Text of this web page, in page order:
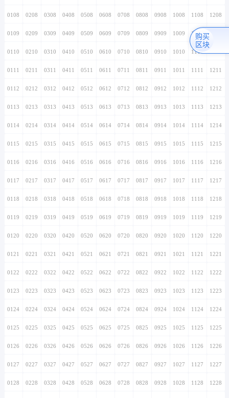
0108 0208 0308 0408 0508 0608 0708 0808 0908 1008 1108 1208
0109 0209 0309 0409 0509 0609 0709 0809 0909 1009 1109
0110 0210 0310 0410 0510 0610 0710 0810 0910 1010 1110
0111 0211 0311 0411 0511 0611 0711 0811 0911 1011 1111 1211
0112 0212 0312 0412 0512 0612 0712 0812 0912 1012 1112 1212
0113 0213 0313 0413 0513 0613 0713 0813 0913 1013 1113 1213
0114 0214 0314 0414 0514 0614 0714 0814 0914 1014 1114 1214
0115 0215 0315 0415 0515 0615 0715 0815 0915 1015 1115 1215
0116 0216 0316 0416 0516 0616 0716 0816 0916 1016 1116 1216
0117 0217 0317 0417 0517 0617 0717 0817 0917 1017 1117 1217
0118 0218 0318 0418 0518 0618 0718 0818 0918 1018 1118 1218
0119 0219 0319 0419 0519 0619 0719 0819 0919 1019 1119 1219
0120 0220 0320 0420 0520 0620 0720 0820 0920 1020 1120 1220
0121 0221 0321 0421 0521 0621 0721 0821 0921 1021 1121 1221
0122 0222 0322 0422 0522 0622 0722 0822 0922 1022 1122 1222
0123 0223 0323 0423 0523 0623 0723 0823 0923 1023 1123 1223
0124 0224 0324 0424 0524 0624 0724 0824 0924 1024 1124 1224
0125 0225 0325 0425 0525 0625 0725 0825 0925 1025 1125 1225
0126 0226 0326 0426 0526 0626 0726 0826 0926 1026 1126 1226
0127 0227 0327 0427 0527 0627 0727 0827 0927 1027 1127 1227
0128 0228 0328 0428 0528 0628 0728 0828 0928 1028 1128 1228
购买
区块